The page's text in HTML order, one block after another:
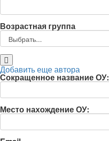
Возрастная группа
Добавить еще автора
Сокращенное название ОУ:
Место нахождение ОУ: